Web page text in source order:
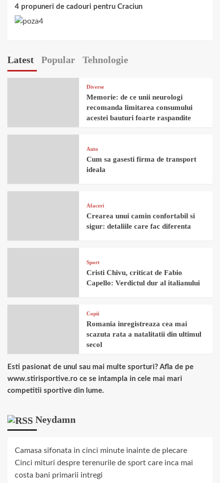
4 propuneri de cadouri pentru Craciun
Latest Popular Tehnologie
Diverse
Memorie: de ce unii neurologi
recomanda limitarea consumului
acestei bauturi foarte raspandite
Auto
Cum sa gasesti firma de transport
ideala
Afaceri
Crearea unui camin confortabil si
sigur: detaliile care fac diferenta
Sport
Cristi Chivu, criticat de Fabio
Capello: Verdictul dur al italianului
Copii
Romania inregistreaza cea mai
scazuta rata a natalitatii din ultimul
secol
Esti pasionat de unul sau mai multe sporturi? Afla de pe
www.stirisportive.ro ce se intampla in cele mai mari
competitii sportive din lume.
Neydamn
Camasa sifonata in cinci minute inainte de plecare
Cinci mituri despre terenurile de sport care inca mai
costa bani primarii intregi